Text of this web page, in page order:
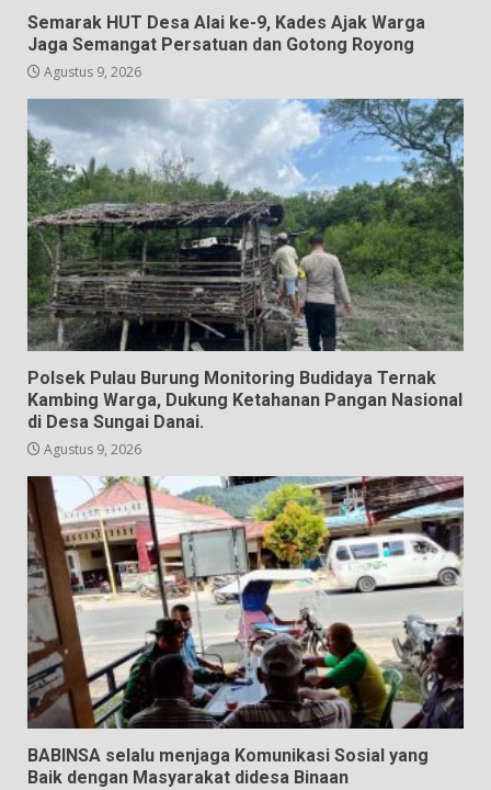
Semarak HUT Desa Alai ke-9, Kades Ajak Warga
Jaga Semangat Persatuan dan Gotong Royong
Agustus 9, 2026
Polsek Pulau Burung Monitoring Budidaya Ternak
Kambing Warga, Dukung Ketahanan Pangan Nasional
di Desa Sungai Danai.
Agustus 9, 2026
BABINSA selalu menjaga Komunikasi Sosial yang
Baik dengan Masyarakat didesa Binaan